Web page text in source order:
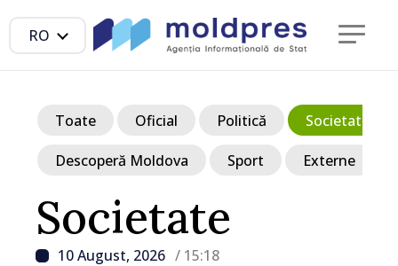
RO
Societate
10 August, 2026 / 15:18
Toate Oficial Politică Societate
Descoperă Moldova Sport Externe